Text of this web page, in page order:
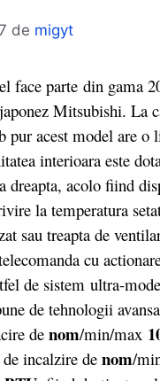
de migyt
parte din gama
Mitsubishi. La
pur acest model are o
interioara este
dreapta, acolo fiind
la temperatura
sau treapta de
cu
de sistem ultra-
de tehnologii
de nom/min/max
incalzire de nom/